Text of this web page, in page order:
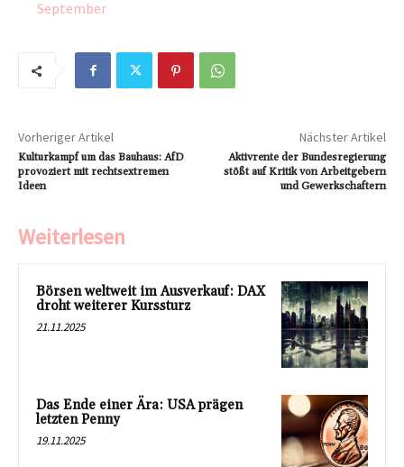
September
Vorheriger Artikel
Kulturkampf um das Bauhaus: AfD
provoziert mit rechtsextremen
Ideen
Nächster Artikel
Aktivrente der Bundesregierung
stößt auf Kritik von Arbeitgebern
und Gewerkschaftern
Weiterlesen
Börsen weltweit im Ausverkauf: DAX
droht weiterer Kurssturz
21.11.2025
Das Ende einer Ära: USA prägen
letzten Penny
19.11.2025